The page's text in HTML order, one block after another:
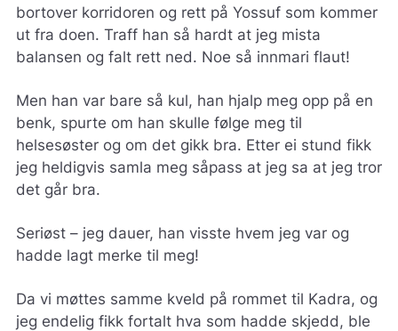
bortover korridoren og rett på Yossuf som kommer
ut fra doen. Traff han så hardt at jeg mista
balansen og falt rett ned. Noe så innmari flaut!
Men han var bare så kul, han hjalp meg opp på en
benk, spurte om han skulle følge meg til
helsesøster og om det gikk bra. Etter ei stund fikk
jeg heldigvis samla meg såpass at jeg sa at jeg tror
det går bra.
Seriøst – jeg dauer, han visste hvem jeg var og
hadde lagt merke til meg!
Da vi møttes samme kveld på rommet til Kadra, og
jeg endelig fikk fortalt hva som hadde skjedd, ble